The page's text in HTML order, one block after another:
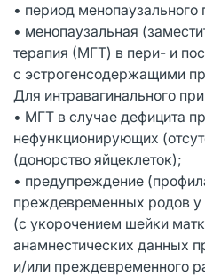
• период менопаузального
• менопаузальная
терапия (МГТ) в пери- и
с эстрогенсодержащими
Для интравагинального
• МГТ в случае дефицита
нефункционирующих
(донорство яйцеклеток);
• предупреждение
преждевременных родов
(с укорочением шейки
анамнестических данных
и/или преждевременного